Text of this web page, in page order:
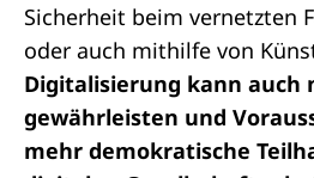
Sicherheit beim vernetzten
oder auch mithilfe von
Digitalisierung kann auch
gewährleisten und
mehr demokratische